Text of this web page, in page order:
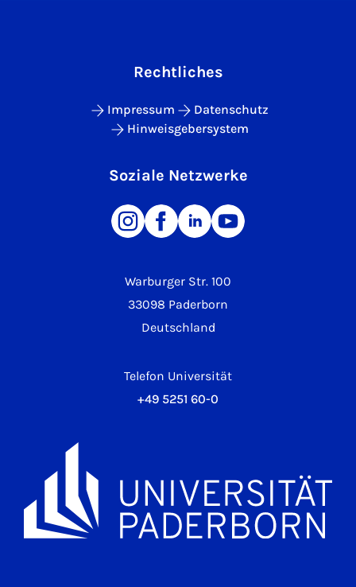
Warburger Str. 100
33098 Paderborn
Deutschland
Telefon Universität
+49 5251 60-0
Rechtliches
Impressum
Datenschutz
Hinweisgebersystem
Soziale Netzwerke